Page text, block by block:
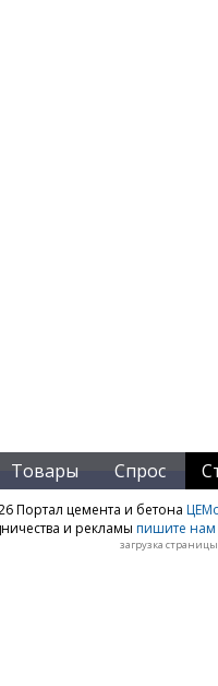
Товары Спрос
Портал цемента и бетона
и рекламы пишите нам
загрузка